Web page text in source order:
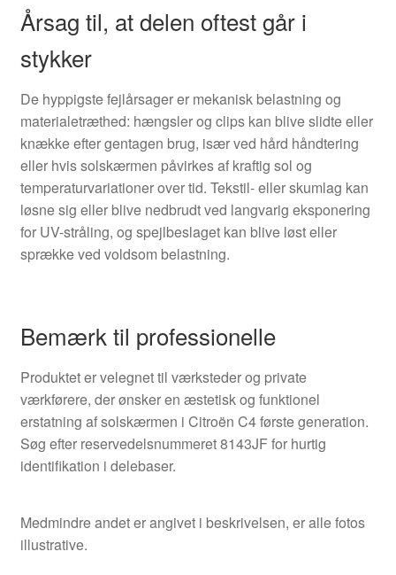
Årsag til, at delen oftest går i
stykker
De hyppigste fejlårsager er mekanisk belastning og
materialetræthed: hængsler og clips kan blive slidte eller
knække efter gentagen brug, især ved hård håndtering
eller hvis solskærmen påvirkes af kraftig sol og
temperaturvariationer over tid. Tekstil- eller skumlag kan
løsne sig eller blive nedbrudt ved langvarig eksponering
for UV-stråling, og spejlbeslaget kan blive løst eller
sprække ved voldsom belastning.
Bemærk til professionelle
Produktet er velegnet til værksteder og private
værkførere, der ønsker en æstetisk og funktionel
erstatning af solskærmen i Citroën C4 første generation.
Søg efter reservedelsnummeret 8143JF for hurtig
identifikation i delebaser.
Medmindre andet er angivet i beskrivelsen, er alle fotos
illustrative.